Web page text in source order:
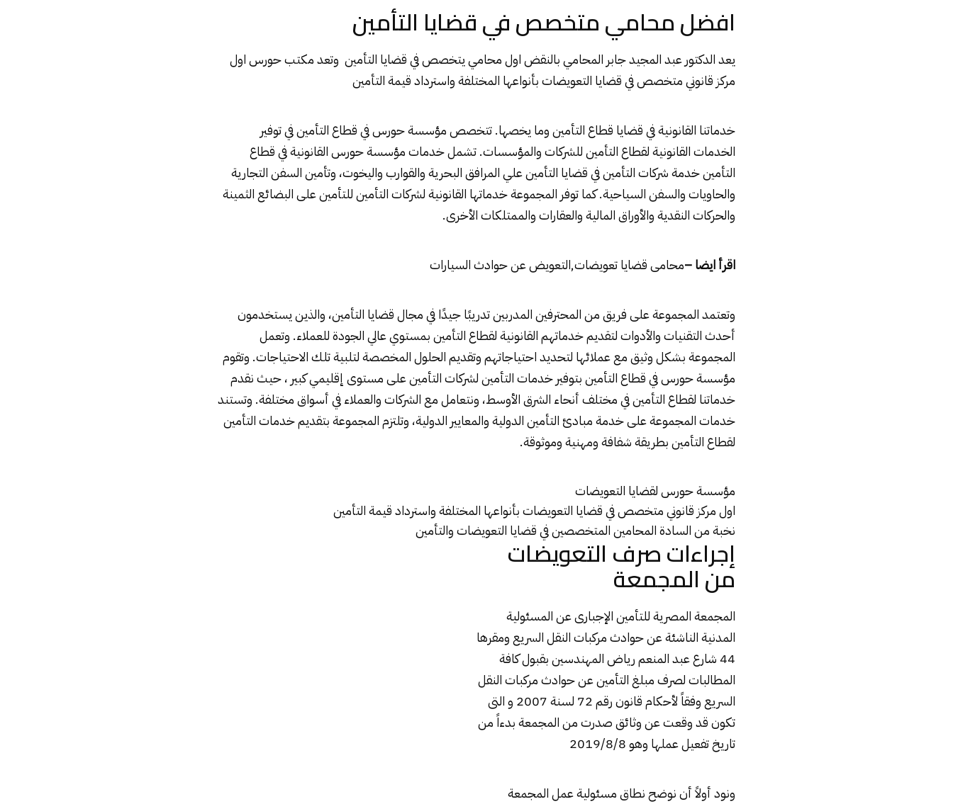
افضل محامي متخصص في قضايا التأمين
يعد الدكتور عبد المجيد جابر المحامي بالنقض اول محامي يتخصص في قضايا التأمين وتعد مكتب حورس اول
مركز قانوني متخصص في قضايا التعويضات بأنواعها المختلفة واسترداد قيمة التأمين
خدماتنا القانونية في قضايا قطاع التأمين وما يخصها. تتخصص مؤسسة حورس في قطاع التأمين في توفير
الخدمات القانونية لقطاع التأمين للشركات والمؤسسات. تشمل خدمات مؤسسة حورس القانونية في قطاع
التأمين خدمة شركات التأمين في قضايا التأمين علي المرافق البحرية والقوارب واليخوت، وتأمين السفن التجارية
والحاويات والسفن السياحية. كما توفر المجموعة خدماتها القانونية لشركات التأمين للتأمين على البضائع الثمينة
والحركات النقدية والأوراق المالية والعقارات والممتلكات الأخرى.
اقرأ ايضا –محامى قضايا تعويضات,التعويض عن حوادث السيارات
وتعتمد المجموعة على فريق من المحترفين المدربين تدريبًا جيدًا في مجال قضايا التأمين، والذين يستخدمون
أحدث التقنيات والأدوات لتقديم خدماتهم القانونية لقطاع التأمين بمستوي عالي الجودة للعملاء. وتعمل
المجموعة بشكل وثيق مع عملائها لتحديد احتياجاتهم وتقديم الحلول المخصصة لتلبية تلك الاحتياجات. وتقوم
مؤسسة حورس في قطاع التأمين بتوفير خدمات التأمين لشركات التأمين على مستوى إقليمي كبير ، حيث نقدم
خدماتنا لقطاع التأمين في مختلف أنحاء الشرق الأوسط، ونتعامل مع الشركات والعملاء في أسواق مختلفة. وتستند
خدمات المجموعة على خدمة مبادئ التأمين الدولية والمعايير الدولية، وتلتزم المجموعة بتقديم خدمات التأمين
لقطاع التأمين بطريقة شفافة ومهنية وموثوقة.
مؤسسة حورس لقضايا التعويضات
اول مركز قانوني متخصص في قضايا التعويضات بأنواعها المختلفة واسترداد قيمة التأمين
نخبة من السادة المحامين المتخصصين في قضايا التعويضات والتأمين
إجراءات صرف التعويضات
من المجمعة
المجمعة المصرية للتأمين الإجبارى عن المسئولية
المدنية الناشئة عن حوادث مركبات النقل السريع ومقرها
44 شارع عبد المنعم رياض المهندسين بقبول كافة
المطالبات لصرف مبلغ التأمين عن حوادث مركبات النقل
السريع وفقاً لأحكام قانون رقم 72 لسنة 2007 و التى
تكون قد وقعت عن وثائق صدرت من المجمعة بدءاً من
تاريخ تفعيل عملها وهو 2019/8/8
ونود أولاً أن نوضح نطاق مسئولية عمل المجمعة